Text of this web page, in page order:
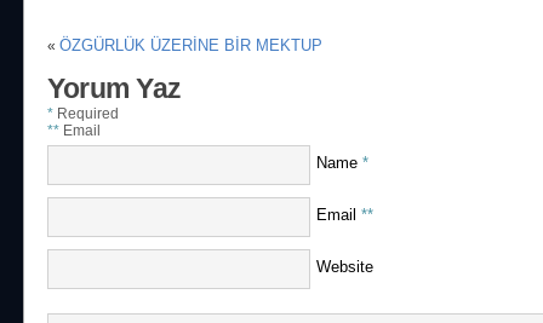
« ÖZGÜRLÜK ÜZERİNE BİR MEKTUP
Yorum Yaz
* Required
** Email
Name *
Email **
Website